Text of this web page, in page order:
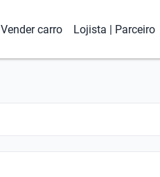
Vender carro Lojista | Parceiro